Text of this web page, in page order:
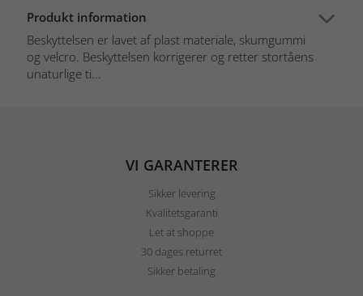
Produkt information
Beskyttelsen er lavet af plast materiale, skumgummi
og velcro. Beskyttelsen korrigerer og retter stortåens
unaturlige ti...
VI GARANTERER
Sikker levering
Kvalitetsgaranti
Let at shoppe
30 dages returret
Sikker betaling